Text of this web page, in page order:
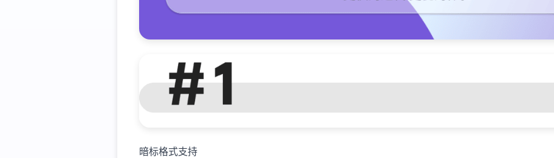
暗标格式支持